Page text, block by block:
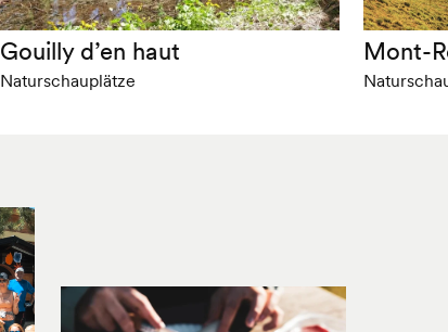
Gouilly d’en haut
Naturschauplätze
Mont-